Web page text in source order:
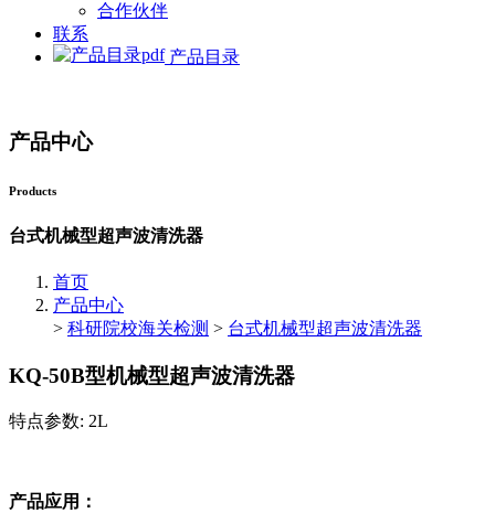
合作伙伴
联系
产品目录
产品中心
Products
台式机械型超声波清洗器
首页
产品中心
> 科研院校海关检测 > 台式机械型超声波清洗器
KQ-50B型机械型超声波清洗器
特点参数: 2L
产品应用：